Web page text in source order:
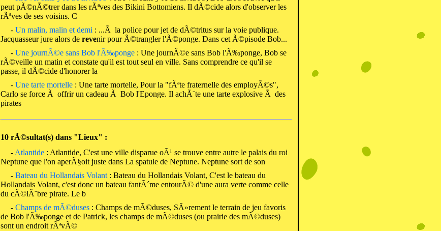
peut pÃ©nÃ©trer dans les rÃªves des Bikini Bottomiens. Il dÃ©cide alors d'observer les
rÃªves de ses voisins. C
- Un malin, malin et demi : ...Ã la police pour jet de dÃ©tritus sur la voie publique.
Jacquasseur jure alors de revenir pour Ã©trangler l'Ã©ponge. Dans cet Ã©pisode Bob...
- Une journÃ©e sans Bob l'Ã‰ponge: Une journÃ©e sans Bob l'Ã‰ponge, Bob se
rÃ©veille un matin et constate qu'il est tout seul en ville. Sans comprendre ce qu'il se
passe, il dÃ©cide d'honorer la
- Une tarte mortelle: Une tarte mortelle, Pour la "fÃªte fraternelle des employÃ©s",
Carlo se force Ã offrir un cadeau Ã Bob l'Eponge. Il achÃ¨te une tarte explosive Ã des
pirates
10 rÃ©sultat(s) dans "Lieux" :
- Atlantide: Atlantide, C'est une ville disparue oÃ¹ se trouve entre autre le palais du roi
Neptune que l'on aperÃ§oit juste dans La spatule de Neptune. Neptune sort de son
- Bateau du Hollandais Volant: Bateau du Hollandais Volant, C'est le bateau du
Hollandais Volant, c'est donc un bateau fantÃ´me entourÃ© d'une aura verte comme celle
du cÃ©lÃ¨bre pirate. Le b
- Champs de mÃ©duses: Champs de mÃ©duses, SÃ»rement le terrain de jeu favoris
de Bob l'Ã‰ponge et de Patrick, les champs de mÃ©duses (ou prairie des mÃ©duses)
sont un endroit rÃªvÃ©